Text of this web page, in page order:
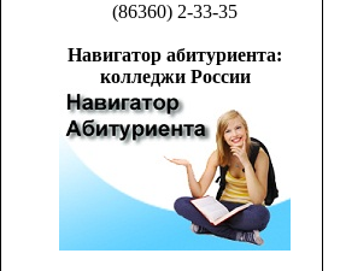
(86360) 2-33-35
Навигатор абитуриента:
колледжи России